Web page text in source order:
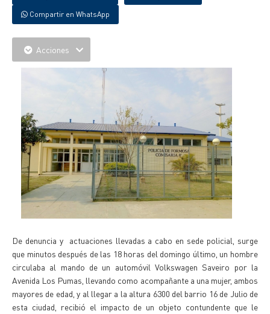
Compartir en WhatsApp
Acciones
De denuncia y actuaciones llevadas a cabo en sede policial, surge
que minutos después de las 18 horas del domingo último, un hombre
circulaba al mando de un automóvil Volkswagen Saveiro por la
Avenida Los Pumas, llevando como acompañante a una mujer, ambos
mayores de edad, y al llegar a la altura 6300 del barrio 16 de Julio de
esta ciudad, recibió el impacto de un objeto contundente que le